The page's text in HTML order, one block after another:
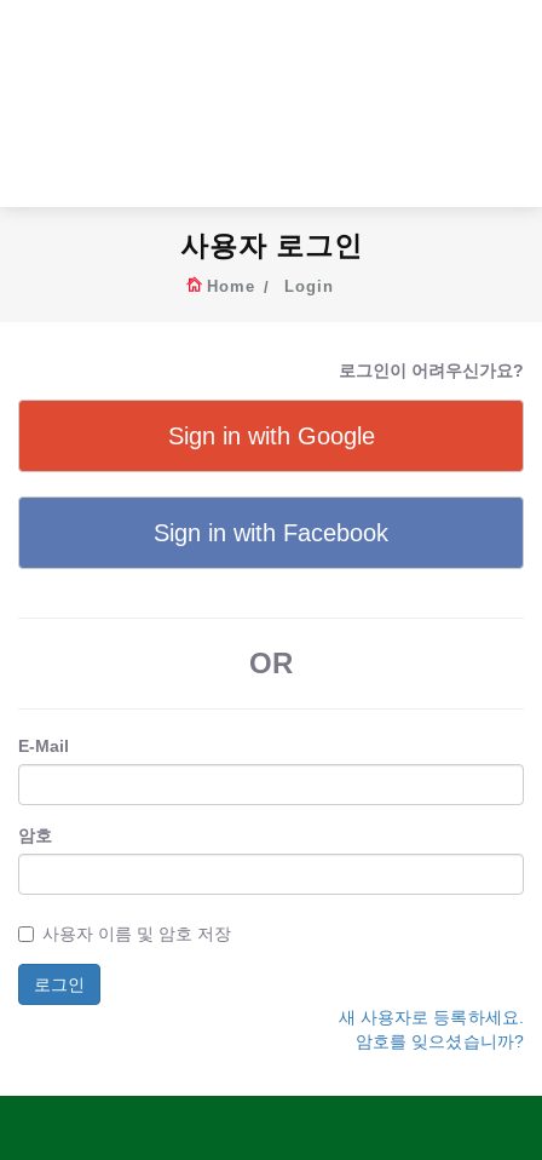
사용자 로그인
Home Login
로그인이 어려우신가요?
Sign in with Google
Sign in with Facebook
OR
E-Mail
암호
사용자 이름 및 암호 저장
새 사용자로 등록하세요.
암호를 잊으셨습니까?